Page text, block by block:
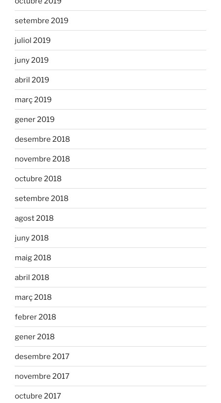
setembre 2019
juliol 2019
juny 2019
abril 2019
març 2019
gener 2019
desembre 2018
novembre 2018
octubre 2018
setembre 2018
agost 2018
juny 2018
maig 2018
abril 2018
març 2018
febrer 2018
gener 2018
desembre 2017
novembre 2017
octubre 2017